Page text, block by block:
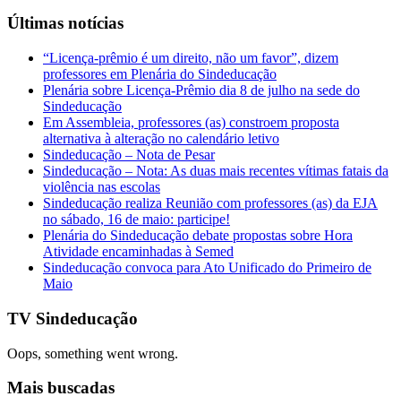
Últimas notícias
“Licença-prêmio é um direito, não um favor”, dizem
professores em Plenária do Sindeducação
Plenária sobre Licença-Prêmio dia 8 de julho na sede do
Sindeducação
Em Assembleia, professores (as) constroem proposta
alternativa à alteração no calendário letivo
Sindeducação – Nota de Pesar
Sindeducação – Nota: As duas mais recentes vítimas fatais da
violência nas escolas
Sindeducação realiza Reunião com professores (as) da EJA
no sábado, 16 de maio: participe!
Plenária do Sindeducação debate propostas sobre Hora
Atividade encaminhadas à Semed
Sindeducação convoca para Ato Unificado do Primeiro de
Maio
TV Sindeducação
Oops, something went wrong.
Mais buscadas